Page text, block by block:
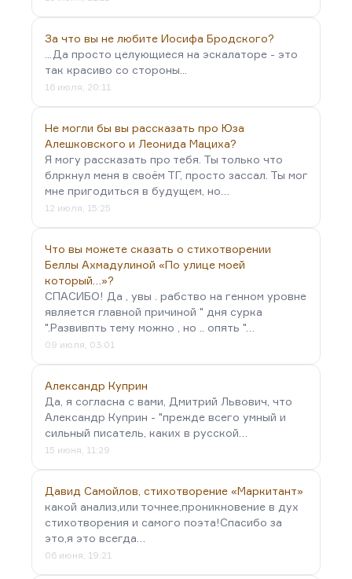
За что вы не любите Иосифа Бродского?
...Да просто целующиеся на эскалаторе - это
так красиво со стороны...
16 июля, 20:11
Не могли бы вы рассказать про Юза
Алешковского и Леонида Мациха?
Я могу рассказать про тебя. Ты только что
блркнул меня в своём ТГ, просто зассал. Ты мог
мне пригодиться в будущем, но…
12 июля, 15:25
Что вы можете сказать о стихотворении
Беллы Ахмадулиной «По улице моей
который…»?
СПАСИБО! Да , увы . рабство на генном уровне
является главной причиной " дня сурка
".Развивпть тему можно , но .. опять "…
09 июля, 03:01
Александр Куприн
Да, я согласна с вами, Дмитрий Львович, что
Александр Куприн - "прежде всего умный и
сильный писатель, каких в русской…
15 июня, 11:29
Давид Самойлов, стихотворение «Маркитант»
какой анализ,или точнее,проникновение в дух
стихотворения и самого поэта!Спасибо за
это,я это всегда…
06 июня, 19:21